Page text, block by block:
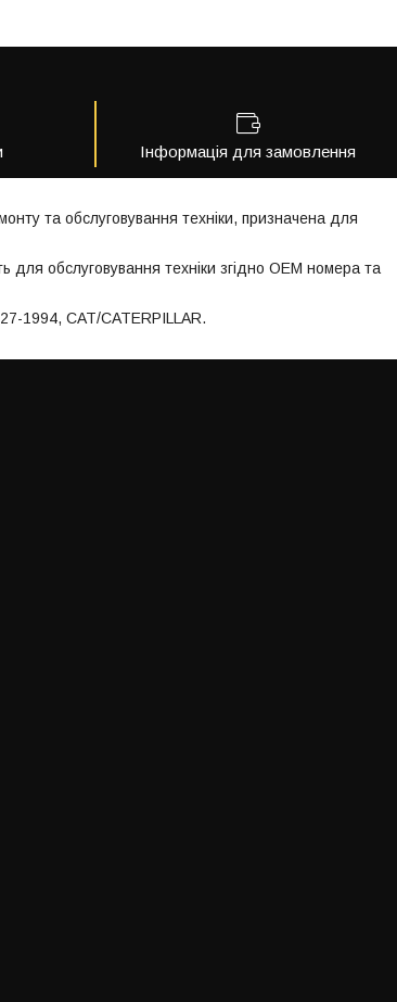
Інформація для замовлення
та обслуговування техніки, призначена для
для обслуговування техніки згідно OEM номера та
1994, CAT/CATERPILLAR.